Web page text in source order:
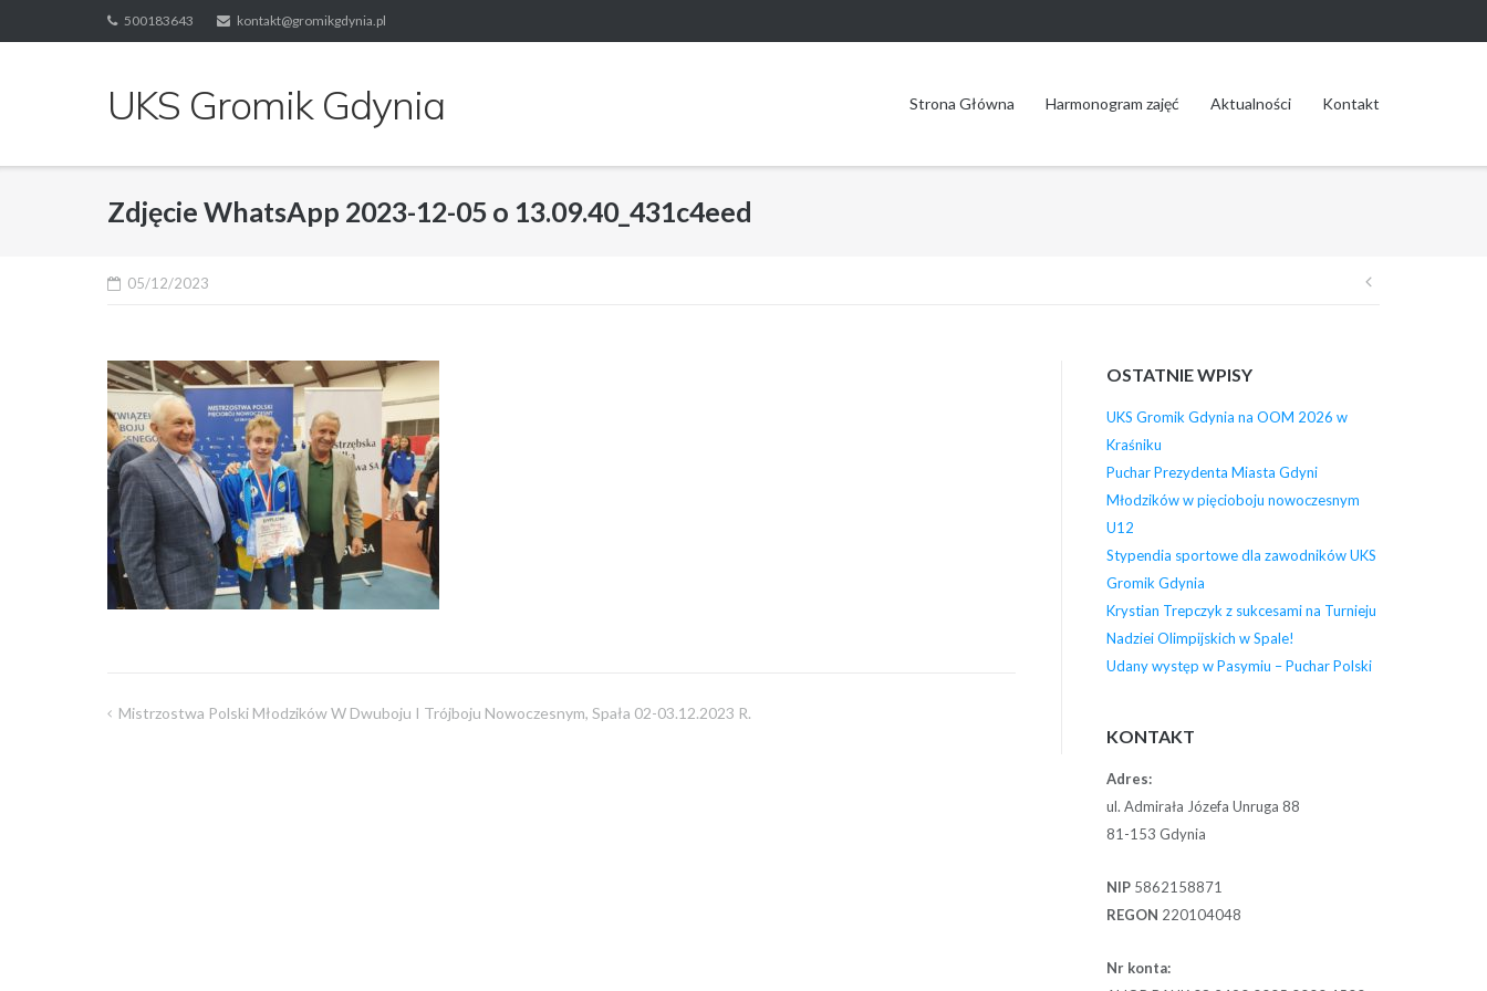
to
500183643 kontakt@gromikgdynia.pl
UKS Gromik Gdynia Strona Główna Harmonogram zajęć Aktualności Kontakt
Zdjęcie WhatsApp 2023-12-05 o 13.09.40_431c4eed
05/12/2023
Nawigacja
Nawigacja
Mistrzostwa Polski Młodzików W Dwuboju I Trójboju Nowoczesnym, Spała 02-03.12.2023 R.
OSTATNIE WPISY
UKS Gromik Gdynia na OOM 2026 w
Kraśniku
Puchar Prezydenta Miasta Gdyni
Młodzików w pięcioboju nowoczesnym
U12
Stypendia sportowe dla zawodników UKS
Gromik Gdynia
Krystian Trepczyk z sukcesami na Turnieju
Nadziei Olimpijskich w Spale!
Udany występ w Pasymiu – Puchar Polski
KONTAKT
Adres:
ul. Admirała Józefa Unruga 88
81-153 Gdynia
NIP 5862158871
REGON 220104048
Nr konta: